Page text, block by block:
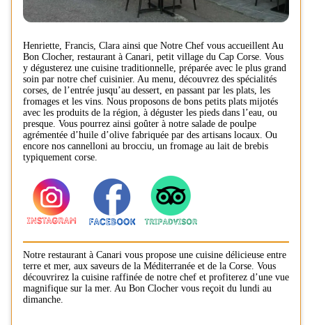
Henriette, Francis, Clara ainsi que Notre Chef vous accueillent Au
Bon Clocher, restaurant à Canari, petit village du Cap Corse. Vous
y dégusterez une cuisine traditionnelle, préparée avec le plus grand
soin par notre chef cuisinier. Au menu, découvrez des spécialités
corses, de l’entrée jusqu’au dessert, en passant par les plats, les
fromages et les vins. Nous proposons de bons petits plats mijotés
avec les produits de la région, à déguster les pieds dans l’eau, ou
presque. Vous pourrez ainsi goûter à notre salade de poulpe
agrémentée d’huile d’olive fabriquée par des artisans locaux. Ou
encore nos cannelloni au brocciu, un fromage au lait de brebis
typiquement corse.
Notre restaurant à Canari vous propose une cuisine délicieuse entre
terre et mer, aux saveurs de la Méditerranée et de la Corse. Vous
découvrirez la cuisine raffinée de notre chef et profiterez d’une vue
magnifique sur la mer. Au Bon Clocher vous reçoit du lundi au
dimanche.